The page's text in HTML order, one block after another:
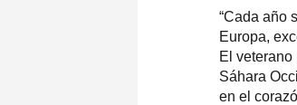
“Cada año
Europa,
El
Sáhara
en el